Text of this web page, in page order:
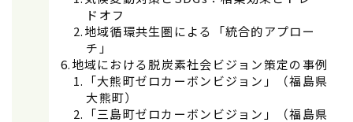
ドオフ
地域循環共⽣圏による「統合的アプロー
チ」
地域における脱炭素社会ビジョン策定の事例
「大熊町ゼロカーボンビジョン」（福島県
大熊町）
「三島町ゼロカーボンビジョン」（福島県